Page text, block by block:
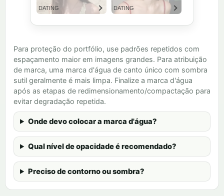
Para proteção do portfólio, use padrões repetidos com
espaçamento maior em imagens grandes. Para atribuição
de marca, uma marca d'água de canto único com sombra
sutil geralmente é mais limpa. Finalize a marca d'água
após as etapas de redimensionamento/compactação para
evitar degradação repetida.
Onde devo colocar a marca d'água?
Qual nível de opacidade é recomendado?
Preciso de contorno ou sombra?